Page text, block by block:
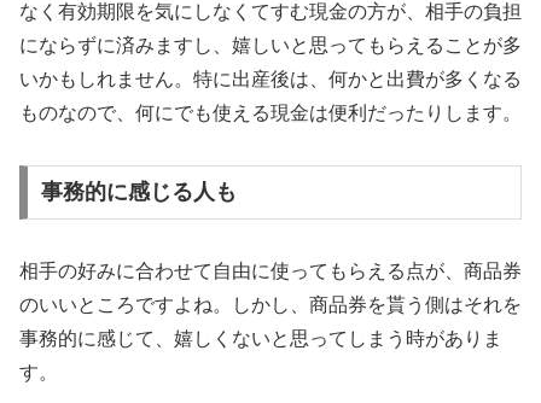
なく有効期限を気にしなくてすむ現金の方が、相手の負担
にならずに済みますし、嬉しいと思ってもらえることが多
いかもしれません。特に出産後は、何かと出費が多くなる
ものなので、何にでも使える現金は便利だったりします。
事務的に感じる人も
相手の好みに合わせて自由に使ってもらえる点が、商品券
のいいところですよね。しかし、商品券を貰う側はそれを
事務的に感じて、嬉しくないと思ってしまう時がありま
す。